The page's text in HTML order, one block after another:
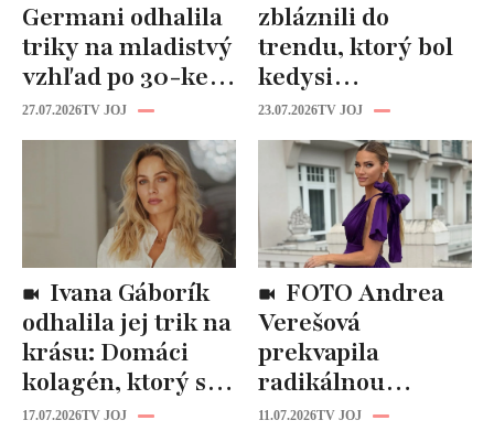
Germani odhalila
triky na mladistvý
vzhľad po 30-ke:
Fungujú lepšie
než drahá
kozmetika
27.07.2026TV JOJ
zbláznili do
trendu, ktorý bol
kedysi
katastrofou:
„Mušie nohy“ sú
späť!
23.07.2026TV JOJ
odhalila jej trik na
krásu: Domáci
kolagén, ktorý si
zvládnete
17.07.2026TV JOJ
Verešová
prekvapila
radikálnou
zmenou účesu: Je
11.07.2026TV JOJ